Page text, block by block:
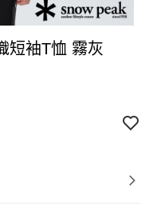
短袖T恤 霧灰